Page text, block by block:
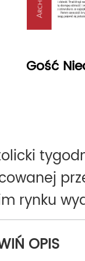
Gość
rynku
9
OPIS